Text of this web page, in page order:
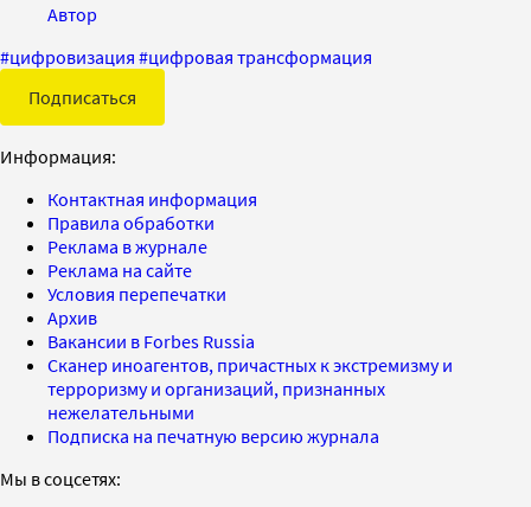
Автор
#цифровизация #цифровая трансформация
Подписаться
Информация:
Контактная информация
Правила обработки
Реклама в журнале
Реклама на сайте
Условия перепечатки
Архив
Вакансии в Forbes Russia
Сканер иноагентов, причастных к экстремизму и
терроризму и организаций, признанных
нежелательными
Подписка на печатную версию журнала
Мы в соцсетях: